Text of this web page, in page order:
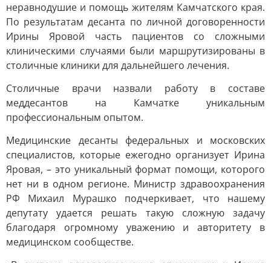
неравнодушие и помощь жителям Камчатского края.
По результатам десанта по личной договоренности
Ирины Яровой часть пациентов со сложными
клиническими случаями были маршрутизированы в
столичные клиники для дальнейшего лечения.
Столичные врачи назвали работу в составе
меддесантов на Камчатке уникальным
профессиональным опытом.
Медицинские десанты федеральных и московских
специалистов, которые ежегодно организует Ирина
Яровая, – это уникальный формат помощи, которого
нет ни в одном регионе. Министр здравоохранения
РФ Михаил Мурашко подчеркивает, что нашему
депутату удается решать такую сложную задачу
благодаря огромному уважению и авторитету в
медицинском сообществе.